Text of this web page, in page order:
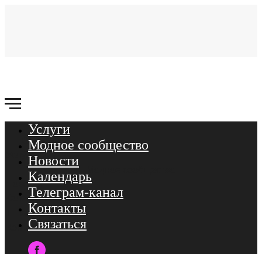
Связаться
Услуги
Новости
Календарь
ТГ-канал
Контакты
Услуги
Модное сообщество
Новости
Календарь
Телеграм-канал
Контакты
Связаться